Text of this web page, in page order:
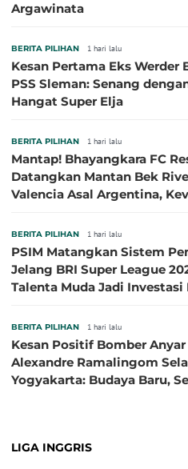
Argawinata
BERITA PILIHAN 1 hari lalu
Kesan Pertama Eks Werder
PSS Sleman: Senang
Hangat Super Elja
BERITA PILIHAN 1 hari lalu
Mantap! Bhayangkara FC
Datangkan Mantan Bek
Valencia Asal Argentina, Kevin Leonel
BERITA PILIHAN 1 hari lalu
PSIM Matangkan Sistem
Jelang BRI Super League
Talenta Muda Jadi Investasi
BERITA PILIHAN 1 hari lalu
Kesan Positif Bomber
Alexandre Ramalingom
Yogyakarta: Budaya Baru,
LIGA INGGRIS